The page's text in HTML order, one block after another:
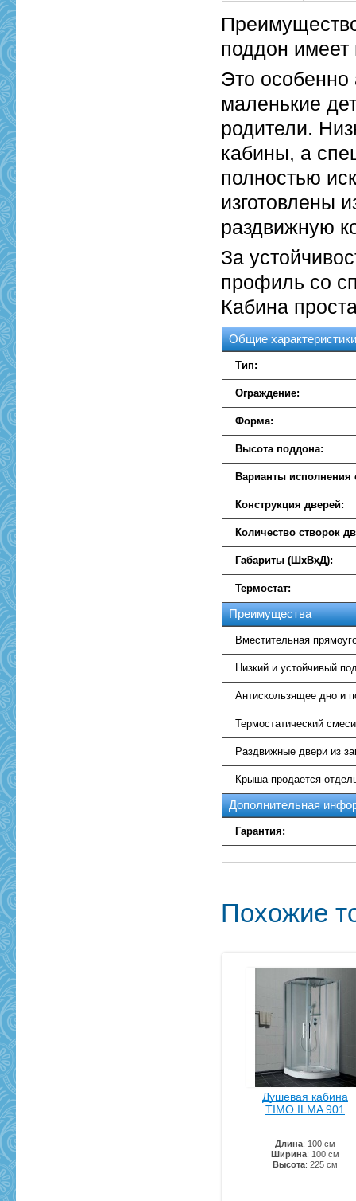
поддон
Это особенно
маленькие
родители.
кабины, а
полностью
изготовлены
раздвижную
За
профиль со
Кабина
Общие
Тип:
Ограждение:
Форма:
Высота поддона:
Варианты исполнения
Конструкция дверей:
Количество створок
Габариты (ШхВхД):
Термостат:
Преимущества
Вместительная
Низкий и устойчивый
Антискользящее дно и
Термостатический
Раздвижные двери из
Крыша продается
Дополнительная
Гарантия:
Похожие
Душевая кабина
TIMO ILMA 901
Длина: 100 см
Ширина: 100 см
Высота: 225 см